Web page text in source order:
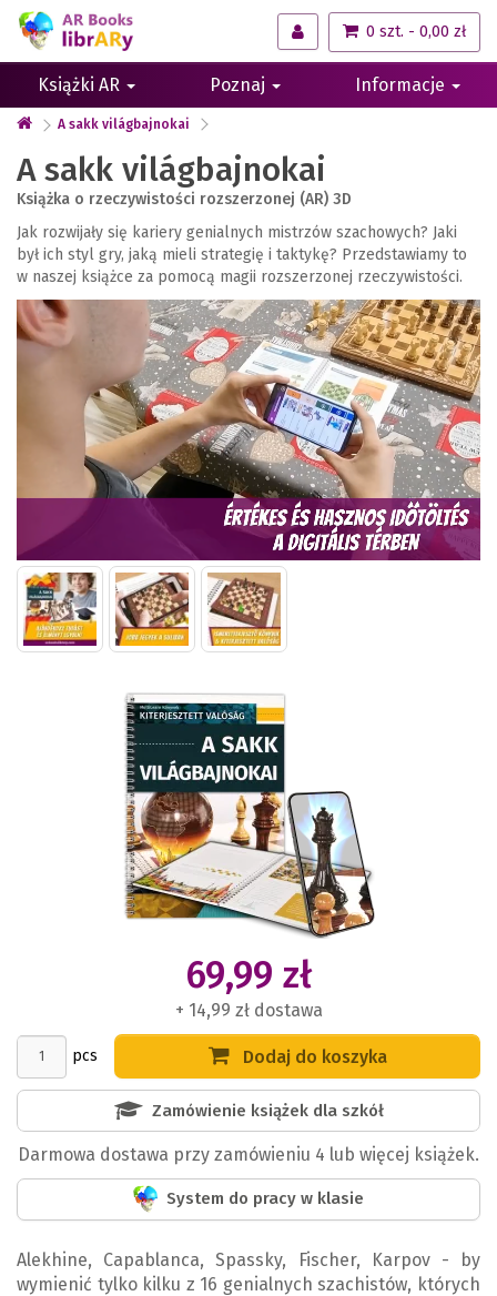
0 szt. - 0,00 zł
Książki AR Poznaj Informacje
A sakk világbajnokai
Alekhine, Capablanca, Spassky, Fischer, Karpov - by
wymienić tylko kilku z 16 genialnych szachistów, których
A sakk világbajnokai
Książka o rzeczywistości rozszerzonej (AR) 3D
Jak rozwijały się kariery genialnych mistrzów szachowych? Jaki
był ich styl gry, jaką mieli strategię i taktykę? Przedstawiamy to
w naszej książce za pomocą magii rozszerzonej rzeczywistości.
69,99 zł
+ 14,99 zł dostawa
pcs Dodaj do koszyka
Zamówienie książek dla szkół
Darmowa dostawa przy zamówieniu 4 lub więcej książek.
System do pracy w klasie